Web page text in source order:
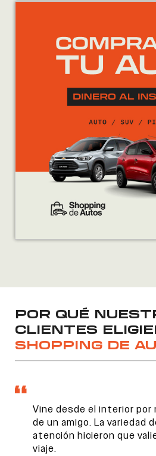
U$S
10.490.
POR QUÉ
CLIENTES
SHOPPING DE
Vine desde el interior por
de un amigo. La variedad
atención hicieron que
viaje.